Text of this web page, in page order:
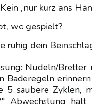
„nur kurz ans
wo gespielt?
ruhig dein
Nudeln/Bretter
Baderegeln
5 saubere Zyklen,
Abwechslung